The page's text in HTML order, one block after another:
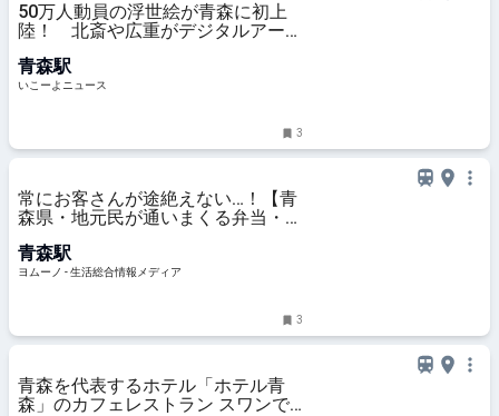
50万人動員の浮世絵が青森に初上
陸！ 北斎や広重がデジタルアート
青森駅
いこーよニュース
3
常にお客さんが途絶えない…！【青
森県・地元民が通いまくる弁当・惣
当好き」“ 全国に知らせたい” その
美味しさ | ヨムーノ
青森駅
ヨムーノ - 生活総合情報メディア
3
青森を代表するホテル「ホテル青
森」のカフェレストラン スワンで